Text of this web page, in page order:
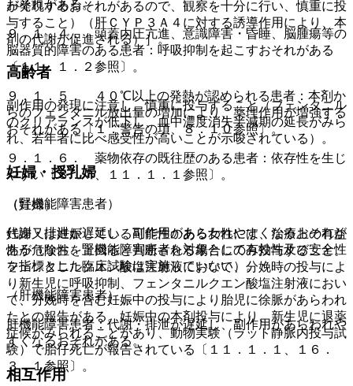
が発現するおそれがあるので、観察を十分に行い、慎重に投
与すること）（肝ＣＹＰ３Ａ４に対する誘導作用により、本
剤の代謝が促進される）］。
高齢者
副作用の発現に注意し、慎重に投与すること（フェンタニル
のクリアランスが低下し、血中濃度消失半減期の延長がみら
れ、若年者に比べ感受性が高いことが示唆されている）。
妊婦・授乳婦
（妊婦）
妊婦又は妊娠している可能性のある女性には、治療上の有益
性が危険性を上回ると判断される場合にのみ投与すること。
フェンタニルクエン酸塩注射液において、分娩時の投与によ
り新生児に呼吸抑制、フェンタニルクエン酸塩注射液におい
て、分娩時を含む妊娠中の投与により胎児に徐脈があらわれ
たとの報告がある。妊娠中の本剤投与により、新生児に退薬
症候がみられることがあり、動物実験（ラット静脈内投与試
験）で胎仔死亡が報告されている〔１１．１．１、１６．
３．１参照〕。
おそれがある。
９．１．４． 頭蓋内圧亢進、意識障害・昏睡、脳腫瘍等の
脳器質的障害のある患者：呼吸抑制を起こすおそれがある
〔１１．１．２参照〕。
９．１．５． ４０℃以上の発熱が認められる患者：本剤か
らのフェンタニル放出量の増加により、薬理作用が増強する
おそれがある〔１．警告の項、８．１０参照〕。
９．１．６． 薬物依存の既往歴のある患者：依存性を生じ
やすい〔８．７、１１．１．１参照〕。
（腎機能障害患者）
代謝・排泄が遅延し、副作用があらわれやすくなるおそれが
ある（なお、腎機能障害患者を対象として有効性及び安全性
を指標とした臨床試験は実施していない）。
（肝機能障害患者）
肝機能障害患者：代謝・排泄が遅延し、副作用があらわれや
すくなるおそれがある。
相互作用